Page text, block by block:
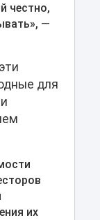
честно,
—
для
их